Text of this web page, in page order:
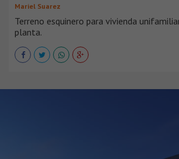
Mariel Suarez
Terreno esquinero para vivienda
planta.